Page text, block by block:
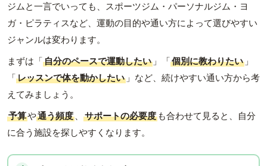
ジムと一言でいっても、スポーツジム・パーソナルジム・ヨ
ガ・ピラティスなど、運動の目的や通い方によって選びやすい
ジャンルは変わります。
まずは「自分のペースで運動したい 」「個別に教わりたい 」
「レッスンで体を動かしたい 」など、続けやすい通い方から考
えてみましょう。
予算や通う頻度 、 サポートの必要度 も合わせて見ると、自分
に合う施設を探しやすくなります。